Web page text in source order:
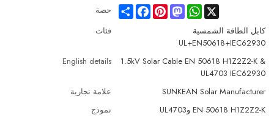
حصة Share
FacebookPinterestMastodon
WhatsApp
X
فئات
كابل الطاقة الشمسية
UL+EN50618+IEC62930
English details
1.5kV Solar Cable EN 50618 H1Z2Z2-K &
UL4703 IEC62930
علامة تجارية
SUNKEAN Solar Manufacturer
نموذج
EN 50618 H1Z2Z2-K وUL4703